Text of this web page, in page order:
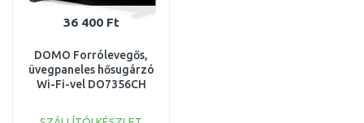
36 400 Ft
DOMO Forrólevegős,
üvegpaneles hősugárzó
Wi-Fi-vel DO7356CH